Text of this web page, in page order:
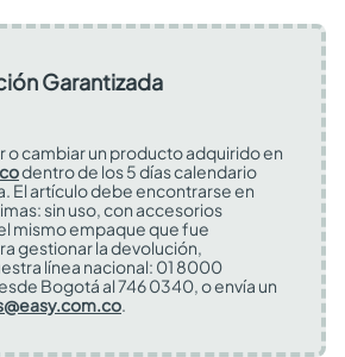
Garantizada
o cambiar un producto adquirido en
dentro de los 5 días calendario
El artículo debe encontrarse en
sin uso, con accesorios
mismo empaque que fue
gestionar la devolución,
línea nacional: 01 8000
Bogotá al 746 0340, o envía un
.